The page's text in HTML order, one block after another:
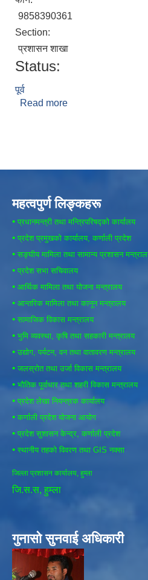
9858390361
Section:
प्रशासन शाखा
Status:
पूर्व
Read more
महत्वपुर्ण लिङ्कहरू
• प्रधानमन्त्री तथा मन्त्रिपरिषद्को कार्यालय
• प्रदेश प्रमुखको कार्यालय, कर्णाली प्रदेश
• सङ्घीय मामिला तथा सामान्य प्रशासन
• प्रदेश सभा सचिवालय
• आर्थिक मामिला तथा योजना मन्त्रालय
• आन्तरिक मामिला तथा कानून मन्त्रालय
• सामाजिक विकास मन्त्रालय
• भुमि व्यवस्था, कृषि तथा सहकारी मन्त्रालय
• उद्योग, पर्यटन, वन तथा वातावरण मन्त्रालय
• जलस्रोत तथा उर्जा विकास मन्त्रालय
• भौतिक पूर्वाधार तथा शहरी विकास मन्त्रालय
• प्रदेश लेखा नियन्त्रक कार्यालय
• कर्णाली प्रदेश योजना आयोग
• प्रदेश सुशासन केन्द्र, कर्णाली प्रदेश
• स्थानीय तहको विवरण तथा GIS नक्सा
जिल्ला प्रशासन कार्यालय, हुम्ला
जि.स.स, हुम्ला
गुनासो सुनवाई अधिकारी